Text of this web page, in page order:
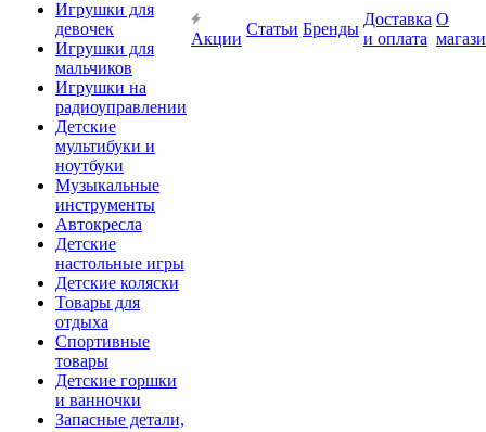
Игрушки для
девочек
Игрушки для
мальчиков
Игрушки на
радиоуправлении
Детские
мультибуки и
ноутбуки
Музыкальные
инструменты
Автокресла
Детские
настольные игры
Детские коляски
Товары для
отдыха
Спортивные
товары
Детские горшки
и ванночки
Запасные детали,
Акции
Статьи Бренды
Доставка
и оплата
О